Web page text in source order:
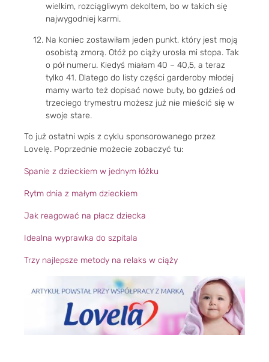
wielkim, rozciągliwym dekoltem, bo w takich się
najwygodniej karmi.
Na koniec zostawiłam jeden punkt, który jest moją
osobistą zmorą. Otóż po ciąży urosła mi stopa. Tak
o pół numeru. Kiedyś miałam 40 – 40,5, a teraz
tylko 41. Dlatego do listy części garderoby młodej
mamy warto też dopisać nowe buty, bo gdzieś od
trzeciego trymestru możesz już nie mieścić się w
swoje stare.
To już ostatni wpis z cyklu sponsorowanego przez
Lovelę. Poprzednie możecie zobaczyć tu:
Spanie z dzieckiem w jednym łóżku
Rytm dnia z małym dzieckiem
Jak reagować na płacz dziecka
Idealna wyprawka do szpitala
Trzy najlepsze metody na relaks w ciąży